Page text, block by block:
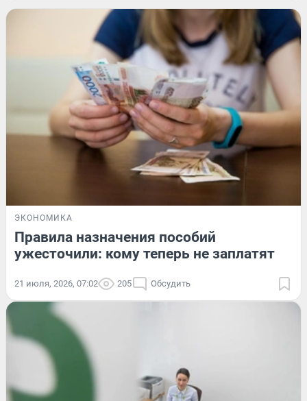
ЭКОНОМИКА
Правила назначения пособий
ужесточили: кому теперь не заплатят
21 июля, 2026, 07:02 205 Обсудить